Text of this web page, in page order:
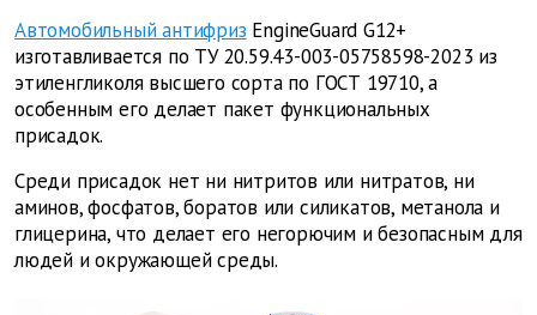
Автомобильный антифриз EngineGuard G12+
изготавливается по ТУ 20.59.43-003-05758598-2023 из
этиленгликоля высшего сорта по ГОСТ 19710, а
особенным его делает пакет функциональных
присадок.
Среди присадок нет ни нитритов или нитратов, ни
аминов, фосфатов, боратов или силикатов, метанола и
глицерина, что делает его негорючим и безопасным для
людей и окружающей среды.